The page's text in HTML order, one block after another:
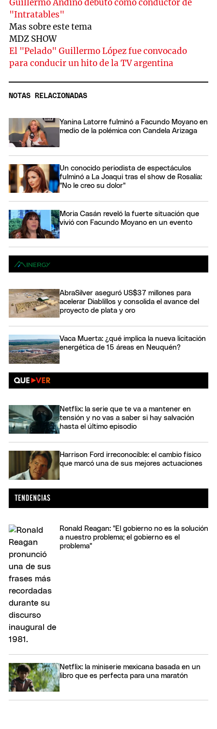
Guillermo Andino debutó como conductor de
"Intratables"
Mas sobre este tema
MDZ SHOW
El "Pelado" Guillermo López fue convocado
para conducir un hito de la TV argentina
NOTAS RELACIONADAS
Yanina Latorre fulminó a Facundo Moyano en
medio de la polémica con Candela Arizaga
Un conocido periodista de espectáculos
fulminó a La Joaqui tras el show de Rosalía:
"No le creo su dolor"
Moria Casán reveló la fuerte situación que
vivió con Facundo Moyano en un evento
AbraSilver aseguró US$37 millones para
acelerar Diablillos y consolida el avance del
proyecto de plata y oro
Vaca Muerta: ¿qué implica la nueva licitación
energética de 15 áreas en Neuquén?
Netflix: la serie que te va a mantener en
tensión y no vas a saber si hay salvación
hasta el último episodio
Harrison Ford irreconocible: el cambio físico
que marcó una de sus mejores actuaciones
Ronald Reagan: "El gobierno no es la solución
a nuestro problema; el gobierno es el
problema"
Netflix: la miniserie mexicana basada en un
libro que es perfecta para una maratón